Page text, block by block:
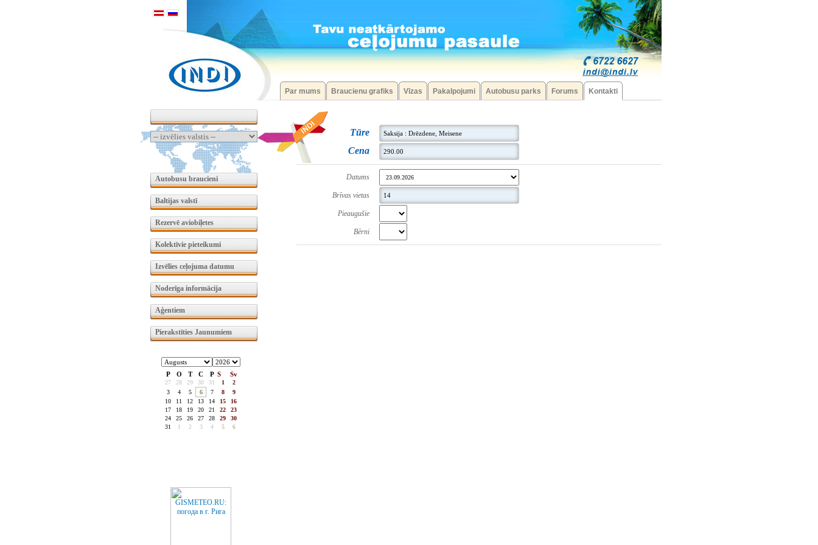
Par mums Braucienu grafiks Vīzas Pakalpojumi Autobusu parks Forums Kontakti
Autobusu braucieni
Baltijas valstī
Rezervē aviobiļetes
Kolektīvie pieteikumi
Izvēlies ceļojuma datumu
Noderīga informācija
Aģentiem
Pierakstīties Jaunumiem
P O T C P S Sv
27 28 29 30 31 1
2
3
4 5 6 7 8
9
10
11 12 13 14 15
16
17
18 19 20 21 22
23
24
25 26 27 28 29
30
31
1 2 3 4 5 6
Tūre
Cena
Datums
Brīvas vietas
Pieaugušie
Bērni